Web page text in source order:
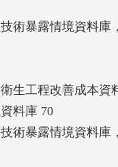
術暴露情境資料庫
生工程改善成本資
料庫 70
術暴露情境資料庫